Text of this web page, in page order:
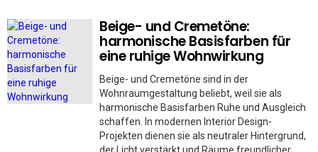
Beige- und Cremetöne:
harmonische Basisfarben für
eine ruhige Wohnwirkung
Beige- und Cremetöne sind in der
Wohnraumgestaltung beliebt, weil sie als
harmonische Basisfarben Ruhe und Ausgleich
schaffen. In modernen Interior Design-
Projekten dienen sie als neutraler Hintergrund,
der Licht verstärkt und Räume freundlicher